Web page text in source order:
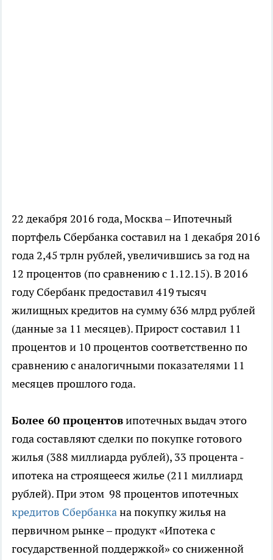
22 декабря 2016 года, Москва – Ипотечный
портфель Сбербанка составил на 1 декабря 2016
года 2,45 трлн рублей, увеличившись за год на
12 процентов (по сравнению с 1.12.15). В 2016
году Сбербанк предоставил 419 тысяч
жилищных кредитов на сумму 636 млрд рублей
(данные за 11 месяцев). Прирост составил 11
процентов и 10 процентов соответственно по
сравнению с аналогичными показателями 11
месяцев прошлого года.
Более 60 процентовипотечных выдач этого
года составляют сделки по покупке готового
жилья (388 миллиарда рублей), 33 процента -
ипотека на строящееся жилье (211 миллиард
рублей). При этом 98 процентов ипотечных
кредитов Сбербанкана покупку жилья на
первичном рынке – продукт «Ипотека с
государственной поддержкой» со сниженной